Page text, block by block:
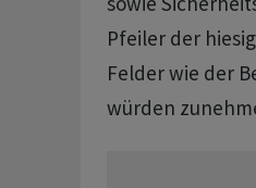
Pfeiler der
Felder wie der
würden